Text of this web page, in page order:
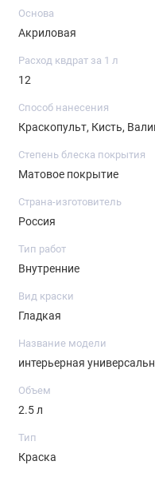
Основа
Акриловая
Расход квдрат за 1 л
12
Способ нанесения
Краскопульт, Кисть,
Степень блеска покрытия
Матовое покрытие
Страна-изготовитель
Россия
Тип работ
Внутренние
Вид краски
Гладкая
Название модели
интерьерная
Объем
2.5 л
Тип
Краска